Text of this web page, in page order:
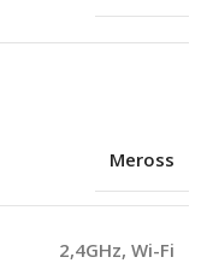
Meross
2,4GHz, Wi-Fi